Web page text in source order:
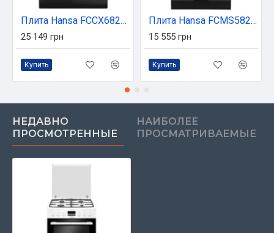
Плита Hansa FCCX68219
25 149 грн
Купить
Плита Hansa FCMS582258
15 555 грн
Купить
НЕДАВНО
ПРОСМОТРЕННЫЕ
НАИБОЛЕЕ
ПРОСМАТРИВАЕМЫЕ